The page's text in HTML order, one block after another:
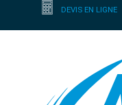
DEVIS EN LIGNE